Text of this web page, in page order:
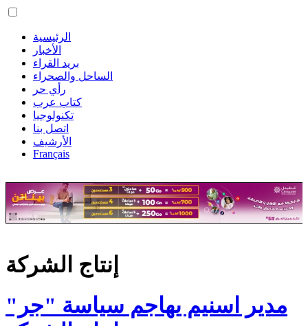
الرئيسية
الأخبار
بريد القراء
الساحل والصحراء
رأي حر
كتاب عرب
تكنولوجيا
اتصل بنا
الأرشيف
Français
إنتاج الشركة
مدير اسنيم يهاجم سياسة "جر"